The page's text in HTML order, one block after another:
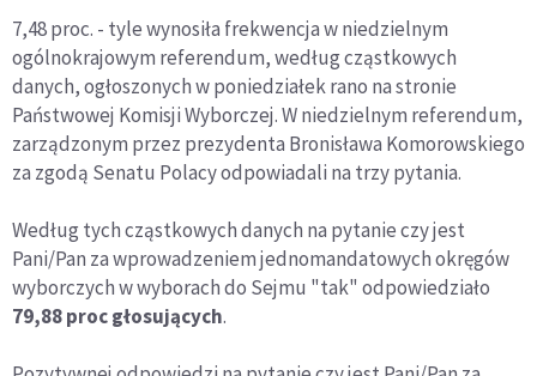
7,48 proc. - tyle wynosiła frekwencja w niedzielnym
ogólnokrajowym referendum, według cząstkowych
danych, ogłoszonych w poniedziałek rano na stronie
Państwowej Komisji Wyborczej. W niedzielnym referendum,
zarządzonym przez prezydenta Bronisława Komorowskiego
za zgodą Senatu Polacy odpowiadali na trzy pytania.
Według tych cząstkowych danych na pytanie czy jest
Pani/Pan za wprowadzeniem jednomandatowych okręgów
wyborczych w wyborach do Sejmu "tak" odpowiedziało
79,88 proc głosujących.